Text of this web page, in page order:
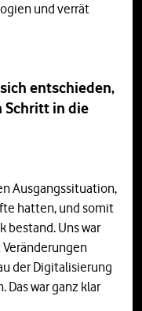
und verrät
entschieden,
Schritt in die
Ausgangssituation,
hatten, und somit
bestand. Uns war
Veränderungen
der Digitalisierung
Das war ganz klar